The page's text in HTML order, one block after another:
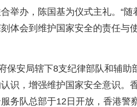
举办，陈国基为仪式主礼。“
体会到维护国家安全的责任与
保安局辖下8支纪律部队和辅
识，增强维护国家安全意识。
务队总部于12日开放，香港警